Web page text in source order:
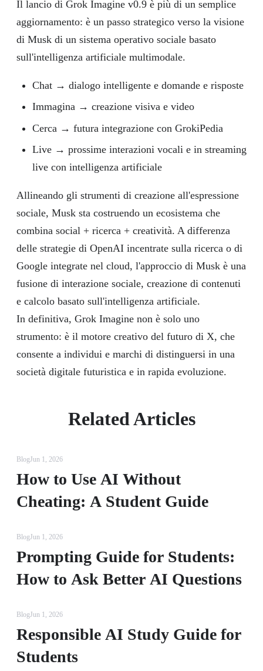
Il lancio di Grok Imagine v0.9 è più di un semplice
aggiornamento: è un passo strategico verso la visione
di Musk di un sistema operativo sociale basato
sull'intelligenza artificiale multimodale.
Chat → dialogo intelligente e domande e risposte
Immagina → creazione visiva e video
Cerca → futura integrazione con GrokiPedia
Live → prossime interazioni vocali e in streaming
live con intelligenza artificiale
Allineando gli strumenti di creazione all'espressione
sociale, Musk sta costruendo un ecosistema che
combina social + ricerca + creatività. A differenza
delle strategie di OpenAI incentrate sulla ricerca o di
Google integrate nel cloud, l'approccio di Musk è una
fusione di interazione sociale, creazione di contenuti
e calcolo basato sull'intelligenza artificiale.
In definitiva, Grok Imagine non è solo uno
strumento: è il motore creativo del futuro di X, che
consente a individui e marchi di distinguersi in una
società digitale futuristica e in rapida evoluzione.
Related Articles
BlogJun 1, 2026
How to Use AI Without
Cheating: A Student Guide
BlogJun 1, 2026
Prompting Guide for Students:
How to Ask Better AI Questions
BlogJun 1, 2026
Responsible AI Study Guide for
Students